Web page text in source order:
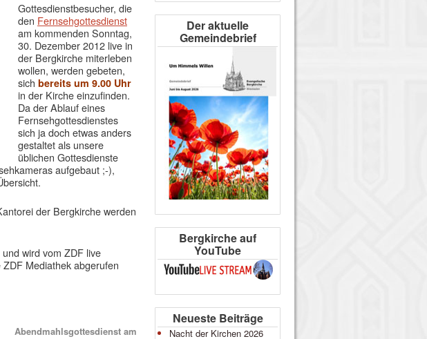
Gottesdienstbesucher, die
den Fernsehgottesdienst
am kommenden Sonntag,
30. Dezember 2012 live in
der Bergkirche miterleben
wollen, werden gebeten,
sich bereits um 9.00 Uhr
in der Kirche einzufinden.
Da der Ablauf eines
Fernsehgottesdienstes
sich ja doch etwas anders
gestaltet als unsere
üblichen Gottesdienste
aufgebaut ;-),
der Bergkirche werden
und wird vom ZDF live
Mediathek abgerufen
Abendmahlsgottesdienst am
Der aktuelle
Gemeindebrief
Bergkirche auf
YouTube
Neueste Beiträge
Nacht der Kirchen 2026